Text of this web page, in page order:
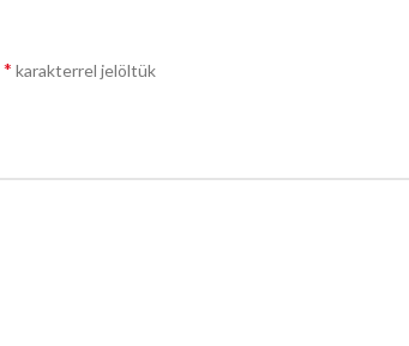
* karakterrel jelöltük